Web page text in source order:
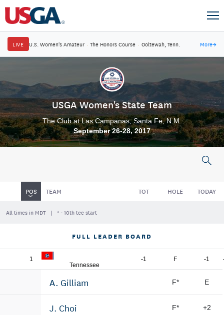
LIVE U.S. Women's Amateur · The Honors Course · Ooltewah, Tenn. More→
USGA Women's State Team
The Club at Las Campanas, Santa Fe, N.M.
September 26-28, 2017
POS TEAM TOT HOLE TODAY
All times in MDT * - 10th tee start
FULL LEADER BOARD
1
Tennessee
-1 F -1
A. Gilliam F* E
J. Choi F* +2